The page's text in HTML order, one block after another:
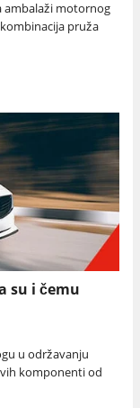
ambalaži motornog
pruža
su i čemu
u održavanju
komponenti od